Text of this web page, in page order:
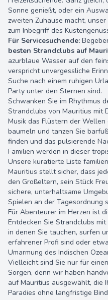
Sonne genießt, oder ein
zweiten Zuhause macht,
zum Inbegriff des
Für Servicesuchende:
besten Strandclubs auf
azurblaue Wasser auf den
verspricht unvergessliche
Suche nach einem ruhigen
Party unter den Sternen sind.
Schwanken Sie im Rhythmus
Strandclubs von Mauritius mit
Musik das Flüstern der
baumeln und tanzen Sie
finden und das pulsierende
Familien werden in dieser
Unsere kuratierte Liste
Mauritius stellt sicher, dass
den Großeltern, sein Stück
sichere, unterhaltsame
Spielen an der Tagesordnung
Für Abenteurer im Herzen ist
Entdecken Sie Strandclubs
in denen Sie tauchen, surfen
erfahrener Profi sind oder
Umarmung des Indischen
Vielleicht sind Sie nur für
Sorgen, denn wir haben
auf Mauritius ausgewählt, die
Paradies ohne langfristige